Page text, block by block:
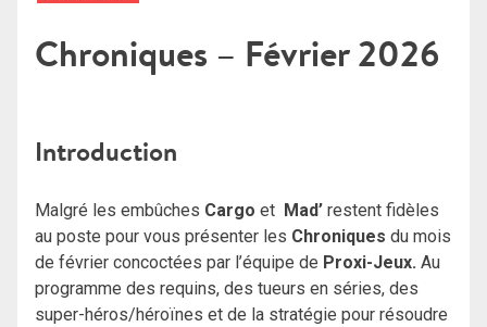
Chroniques – Février 2026
Introduction
Malgré les embûches Cargo et Mad’ restent fidèles
au poste pour vous présenter les Chroniques du mois
de février concoctées par l’équipe de Proxi-Jeux. Au
programme des requins, des tueurs en séries, des
super-héros/héroïnes et de la stratégie pour résoudre